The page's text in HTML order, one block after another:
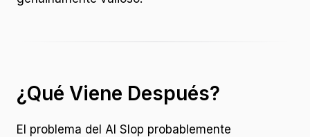
¿Qué Viene Después?
El problema del AI Slop probablemente